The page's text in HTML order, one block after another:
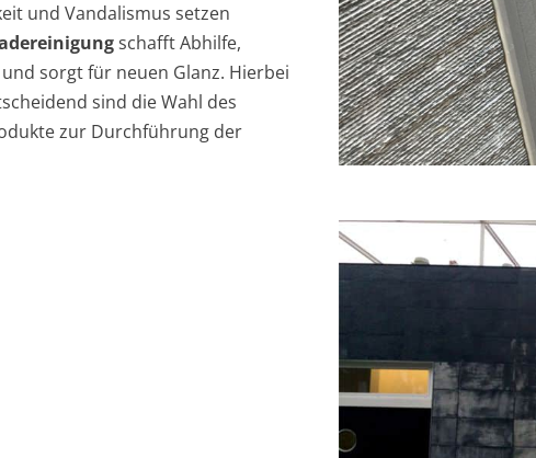
und Vandalismus setzen
schafft Abhilfe,
sorgt für neuen Glanz. Hierbei
sind die Wahl des
zur Durchführung der